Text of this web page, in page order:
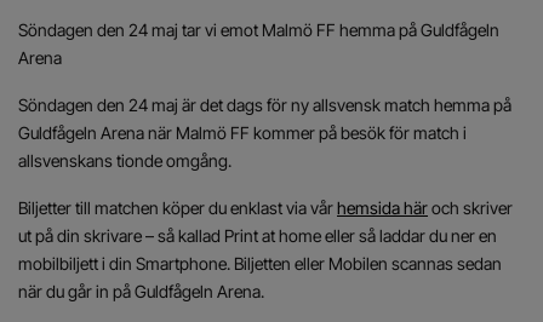
Söndagen den 24 maj tar vi emot Malmö FF hemma på Guldfågeln
Arena
Söndagen den 24 maj är det dags för ny allsvensk match hemma på
Guldfågeln Arena när Malmö FF kommer på besök för match i
allsvenskans tionde omgång.
Biljetter till matchen köper du enklast via vårhemsida häroch skriver
ut på din skrivare – så kallad Print at home eller så laddar du ner en
mobilbiljett i din Smartphone. Biljetten eller Mobilen scannas sedan
när du går in på Guldfågeln Arena.